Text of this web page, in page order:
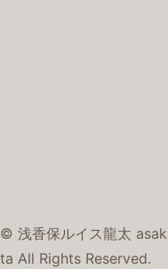
浅香保ルイス龍太
All Rights Reserved.